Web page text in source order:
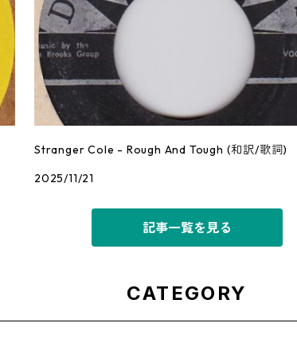
Stranger Cole - Rough And Tough (和訳/歌詞)
2025/11/21
記事一覧を見る
CATEGORY